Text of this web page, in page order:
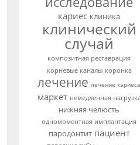
кариес клиника
клинический
случай
композитная реставрация
корневые каналы коронка
лечение лечение кариеса
маркет немедленная
нижняя челюсть
одномоментная имплантация
пародонтит пациент